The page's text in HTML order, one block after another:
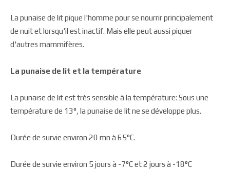
La punaise de lit pique l'homme pour se nourrir principalement
de nuit et lorsqu'il est inactif. Mais elle peut aussi piquer
d'autres mammifères.
La punaise de lit et la température
La punaise de lit est très sensible à la température: Sous une
température de 13°, la punaise de lit ne se développe plus.
Durée de survie environ 20 mn à 65°C.
Durée de survie environ 5 jours à -7°C et 2 jours à -18°C